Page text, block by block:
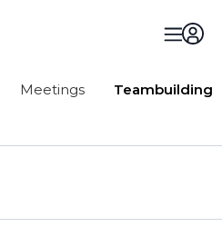
Meetings Teambuilding